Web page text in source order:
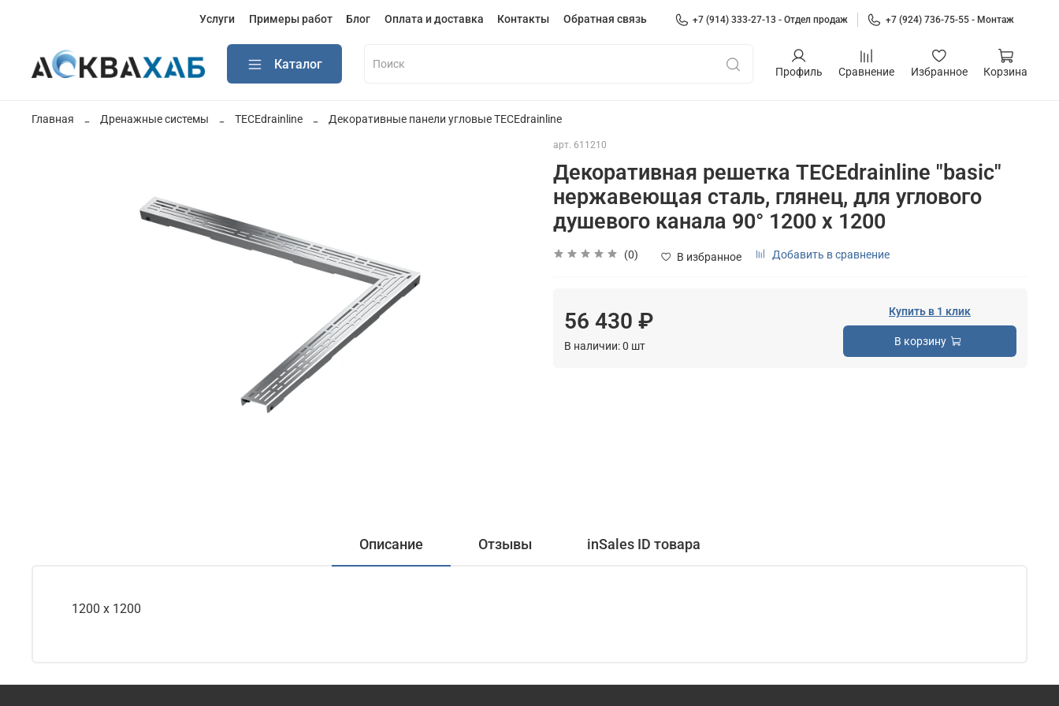
Услуги Примеры работ Блог Оплата и доставка Контакты Обратная связь +7 (914) 333-27-13 - Отдел продаж +7 (924) 736-75-55 - Монтаж
Каталог
Профиль Сравнение Избранное Корзина
Главная Дренажные системы TECEdrainline Декоративные панели угловые TECEdrainline
арт. 611210
Декоративная решетка TECEdrainline "basic"
нержавеющая сталь, глянец, для углового
душевого канала 90° 1200 x 1200
(0) В избранное Добавить в сравнение
56 430 ₽
В наличии:0 шт
Купить в 1 клик
В корзину
Описание Отзывы inSales ID товара
1200 x 1200